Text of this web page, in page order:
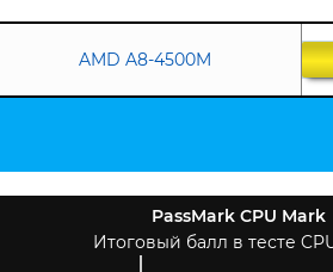
AMD A8-4500M
PassMark CPU Mark
Итоговый балл в тесте